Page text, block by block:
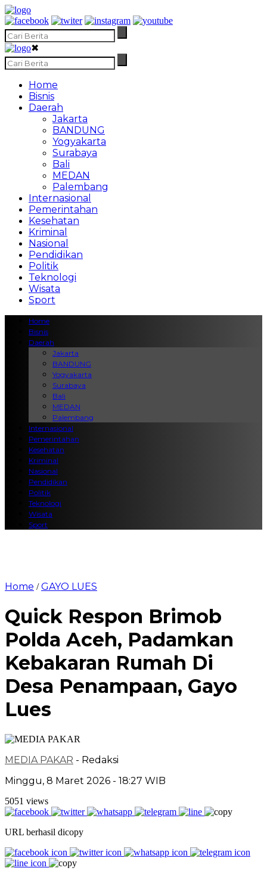
✖
Home
Bisnis
Daerah
Jakarta
BANDUNG
Yogyakarta
Surabaya
Bali
MEDAN
Palembang
Internasional
Pemerintahan
Kesehatan
Kriminal
Nasional
Pendidikan
Politik
Teknologi
Wisata
Sport
Home
Bisnis
Daerah
Jakarta
BANDUNG
Yogyakarta
Surabaya
Bali
MEDAN
Palembang
Internasional
Pemerintahan
Kesehatan
Kriminal
Nasional
Pendidikan
Politik
Teknologi
Wisata
Sport
Home /GAYO LUES
Quick Respon Brimob
Polda Aceh, Padamkan
Kebakaran Rumah Di
Desa Penampaan, Gayo
Lues
MEDIA PAKAR - Redaksi
Minggu, 8 Maret 2026 - 18:27 WIB
5051 views
URL berhasil dicopy